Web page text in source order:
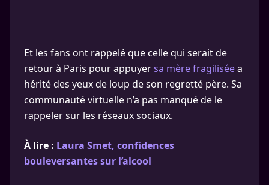
Et les fans ont rappelé que celle qui serait de
retour à Paris pour appuyersa mère fragiliséea
hérité des yeux de loup de son regretté père. Sa
communauté virtuelle n’a pas manqué de le
rappeler sur les réseaux sociaux.
À lire : Laura Smet, confidences
bouleversantes sur l’alcool